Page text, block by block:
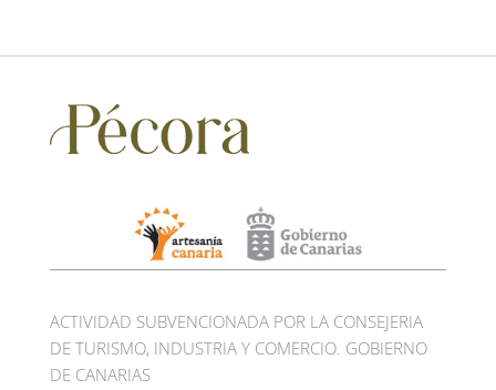
ACTIVIDAD SUBVENCIONADA POR LA CONSEJERIA
DE TURISMO, INDUSTRIA Y COMERCIO. GOBIERNO
DE CANARIAS